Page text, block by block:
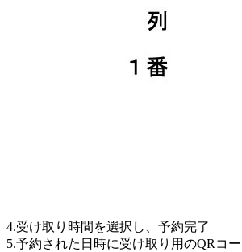
4.受け取り時間を選択し、予約完了
5.予約された日時に受け取り用のQRコー